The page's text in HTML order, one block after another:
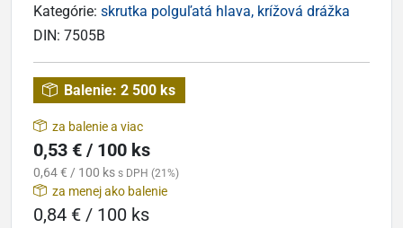
Kategórie: skrutka polguľatá hlava, krížová drážka
DIN: 7505B
Balenie: 2 500 ks
za balenie a viac
0,53 € / 100 ks
0,64 € / 100 ks s DPH (21%)
za menej ako balenie
0,84 € / 100 ks